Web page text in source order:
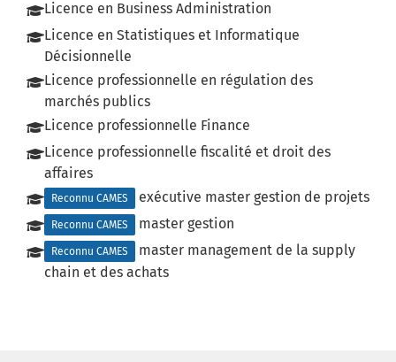
Licence en Business Administration
Licence en Statistiques et Informatique
Décisionnelle
Licence professionnelle en régulation des
marchés publics
Licence professionnelle Finance
Licence professionnelle fiscalité et droit des
affaires
Reconnu CAMES exécutive master gestion de projets
Reconnu CAMES master gestion
Reconnu CAMES
master management de la supply
chain et des achats